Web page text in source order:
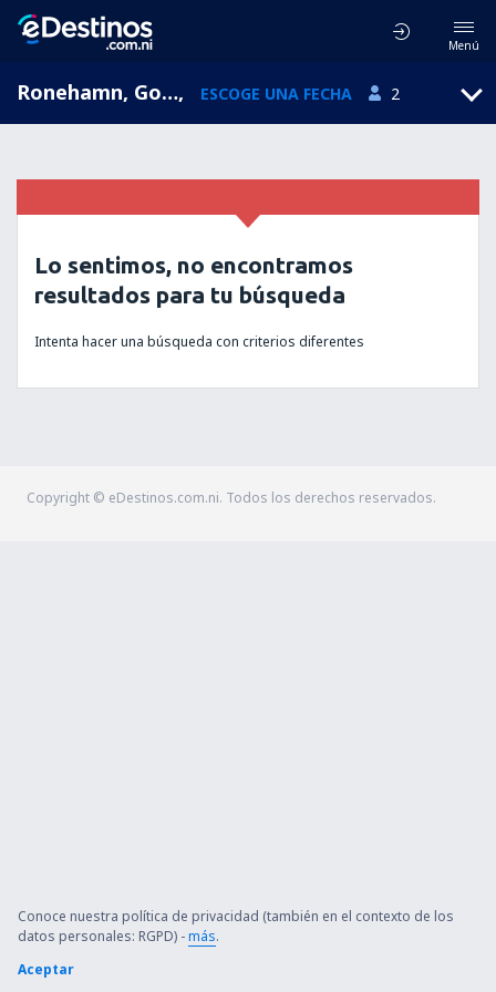
Menú
Ronehamn, Gotland, Suecia, ESCOGE UNA FECHA 2
Lo sentimos, no encontramos
resultados para tu búsqueda
Intenta hacer una búsqueda con criterios diferentes
Copyright © eDestinos.com.ni. Todos los derechos reservados.
Conoce nuestra política de privacidad (también en el contexto de los
datos personales: RGPD) -más.
Aceptar